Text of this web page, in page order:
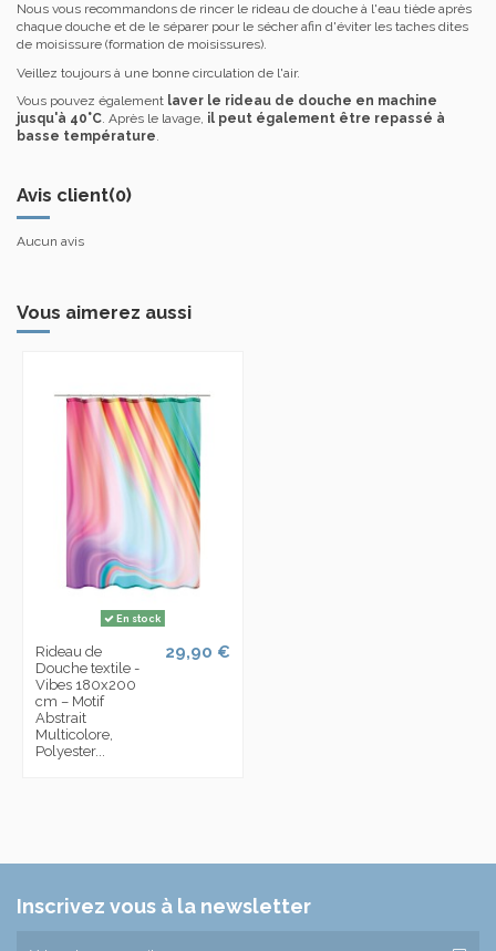
Nous vous recommandons de rincer le rideau de douche à l'eau tiède après
chaque douche et de le séparer pour le sécher afin d'éviter les taches dites
de moisissure (formation de moisissures).
Veillez toujours à une bonne circulation de l'air.
Vous pouvez également laver le rideau de douche en machine
jusqu'à 40°C. Après le lavage, il peut également être repassé à
basse température.
Avis client(0)
Aucun avis
Vous aimerez aussi
En stock
Rideau de
Douche textile -
Vibes 180x200
cm – Motif
Abstrait
Multicolore,
Polyester...
29,90 €
Inscrivez vous à la newsletter